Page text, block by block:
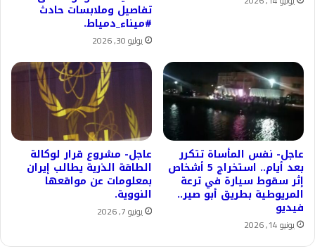
تفاصيل وملابسات حادث
#ميناء_دمياط.
يوليو 30, 2026
عاجل- نفس المأساة تتكرر
بعد أيام.. استخراج 5 أشخاص
إثر سقوط سيارة في ترعة
المريوطية بطريق أبو صير..
فيديو
يونيو 14, 2026
عاجل- مشروع قرار لوكالة
الطاقة الذرية يطالب إيران
بمعلومات عن مواقعها
النووية.
يونيو 7, 2026